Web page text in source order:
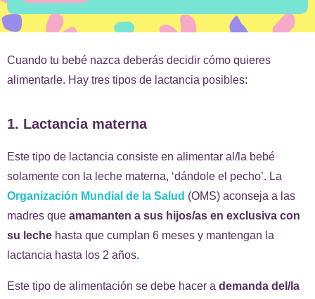
Cuando tu bebé nazca deberás decidir cómo quieres
alimentarle. Hay tres tipos de lactancia posibles:
1. Lactancia materna
Este tipo de lactancia consiste en alimentar al/la bebé
solamente con la leche materna, ‘dándole el pecho’. La
Organización Mundial de la Salud (OMS) aconseja a las
madres que amamanten a sus hijos/as en exclusiva con
su leche hasta que cumplan 6 meses y mantengan la
lactancia hasta los 2 años.
Este tipo de alimentación se debe hacer a demanda del/la